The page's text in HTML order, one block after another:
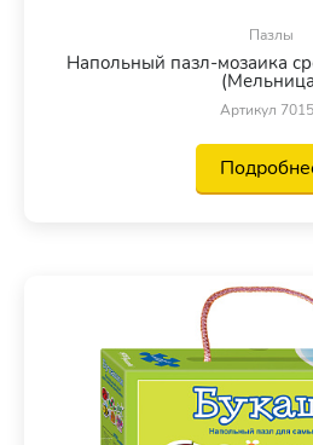
Пазлы
Напольный пазл-мозаика
Артикул